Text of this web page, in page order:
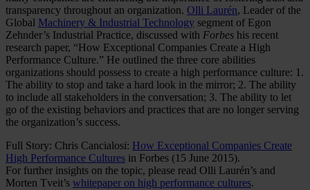
transparency throughout an organization. Olli Laurén, Leader of the
Global Machinery & Industrial Technology segment of Egon
Zehnder’s Industrial Practice, discussed with Forbes his recent
research paper, “How Exceptional Companies Create a High
Performance Culture.” He outlined the three core abilities
organizations should possess to create a high performance culture: 1.
The ability to stop and take a hard look in the mirror; 2. The ability
to include all stakeholders in the conversation; 3. The ability to let
go of the existing behaviors and practices that are no longer serving
the organization’s success.
Full Story: Chris Cancialosi: How Exceptional Companies Create
High Performance Cultures in Forbes (15 June 2015).
For further insights on the topic, please read Olli Laurén’s and
Morten Tveit’s whitepaper on high performance cultures.